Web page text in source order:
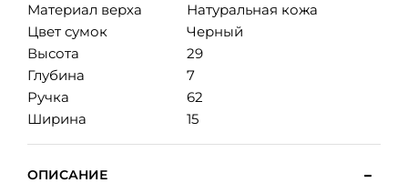
Материал верха
Натуральная кожа
Цвет сумок
Черный
Высота
29
Глубина
7
Ручка
62
Ширина
15
ОПИСАНИЕ